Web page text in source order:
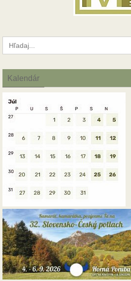
Search
for:
Kalendár